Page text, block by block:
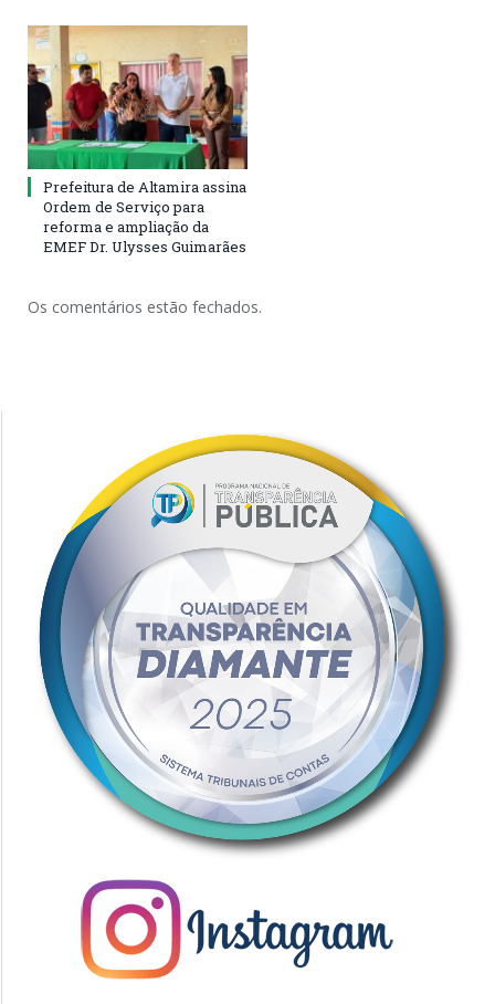
Prefeitura de Altamira assina
Ordem de Serviço para
reforma e ampliação da
EMEF Dr. Ulysses Guimarães
Os comentários estão fechados.